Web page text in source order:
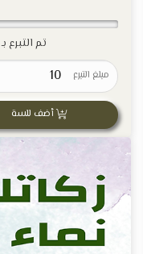
تم التبرع بـ
مبلغ التبرع
أضف للسة